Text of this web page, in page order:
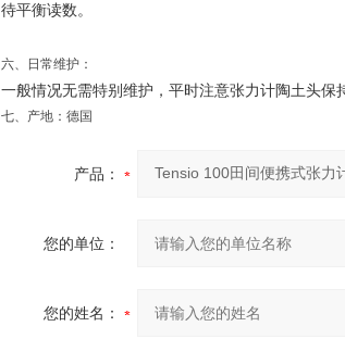
待平衡读数。
六、日常维护：
一般情况无需特别维护，平时注意张力计陶土头保
七、产地： 德国
产品：
您的单位：
您的姓名：